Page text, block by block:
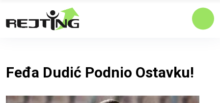
Feđa Dudić Podnio Ostavku!